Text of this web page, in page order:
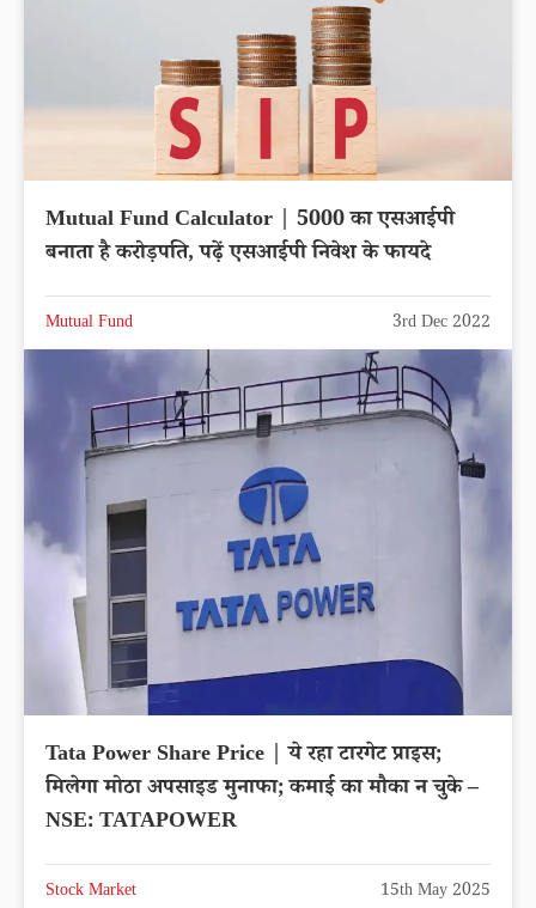
Mutual Fund Calculator | 5000 का एसआईपी
बनाता है करोड़पति, पढ़ें एसआईपी निवेश के फायदे
Mutual Fund 3rd Dec 2022
Tata Power Share Price | ये रहा टारगेट प्राइस;
मिलेगा मोठा अपसाइड मुनाफा; कमाई का मौका न चुके –
NSE: TATAPOWER
Stock Market 15th May 2025